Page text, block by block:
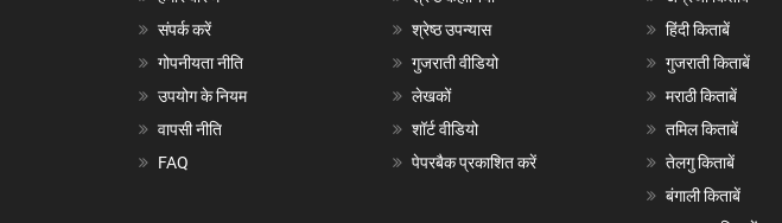
संपर्क करें
गोपनीयता नीति
उपयोग के नियम
वापसी नीति
FAQ
श्रेष्ठ उपन्यास
गुजराती वीडियो
लेखकों
शॉर्ट वीडियो
पेपरबैक प्रकाशित करें
हिंदी किताबें
गुजराती किताबें
मराठी किताबें
तमिल किताबें
तेलगु किताबें
बंगाली किताबें